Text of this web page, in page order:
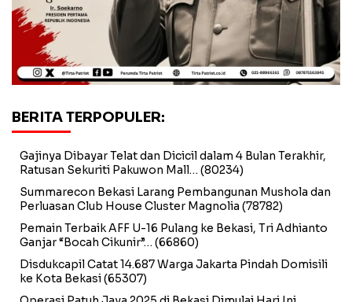
BERITA TERPOPULER:
Gajinya Dibayar Telat dan Dicicil dalam 4 Bulan Terakhir,
Ratusan Sekuriti Pakuwon Mall… (80234)
Summarecon Bekasi Larang Pembangunan Mushola dan
Perluasan Club House Cluster Magnolia (78782)
Pemain Terbaik AFF U-16 Pulang ke Bekasi, Tri Adhianto
Ganjar “Bocah Cikunir”… (66860)
Disdukcapil Catat 14.687 Warga Jakarta Pindah Domisili
ke Kota Bekasi(65307)